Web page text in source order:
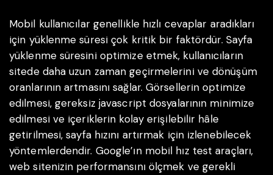
Mobil kullanıcılar genellikle hızlı cevaplar aradıkları
için yüklenme süresi çok kritik bir faktördür. Sayfa
yüklenme süresini optimize etmek, kullanıcıların
sitede daha uzun zaman geçirmelerini ve dönüşüm
oranlarının artmasını sağlar. Görsellerin optimize
edilmesi, gereksiz javascript dosyalarının minimize
edilmesi ve içeriklerin kolay erişilebilir hâle
getirilmesi, sayfa hızını artırmak için izlenebilecek
yöntemlerdendir. Google’ın mobil hız test araçları,
web sitenizin performansını ölçmek ve gerekli